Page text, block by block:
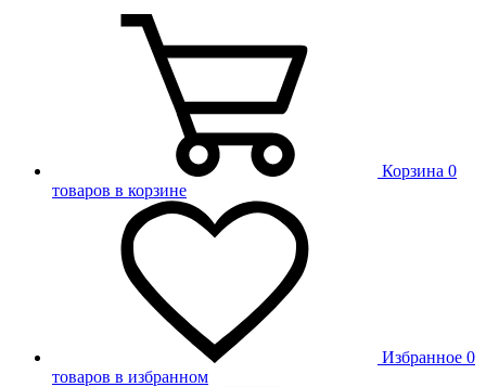
Корзина 0
товаров в корзине
Избранное 0
товаров в избранном